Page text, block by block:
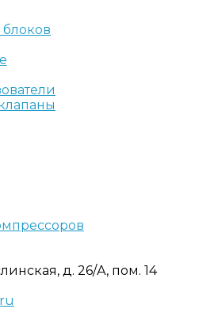
д. 26/А, пом. 14